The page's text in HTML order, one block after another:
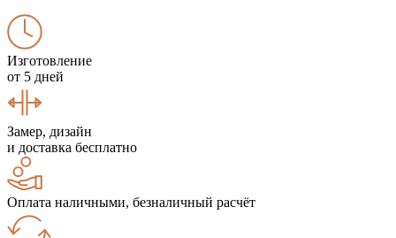
Изготовление
от 5 дней
Замер, дизайн
и доставка бесплатно
Оплата наличными, безналичный расчёт